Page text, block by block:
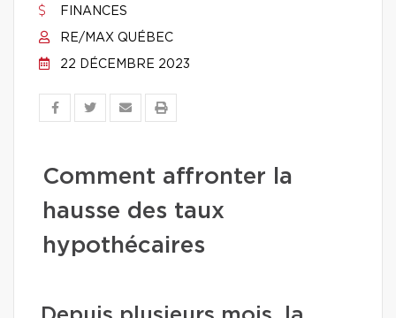
FINANCES
RE/MAX QUÉBEC
22 DÉCEMBRE 2023
Comment affronter la
hausse des taux
hypothécaires